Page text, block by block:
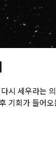
시 세우라는
기회가 들어